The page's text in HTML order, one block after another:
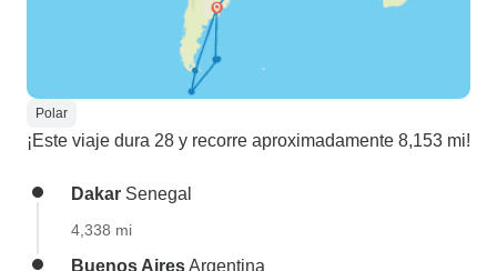
Polar
¡Este viaje dura 28 y recorre aproximadamente 8,153 mi!
Dakar Senegal
4,338 mi
Buenos AiresArgentina